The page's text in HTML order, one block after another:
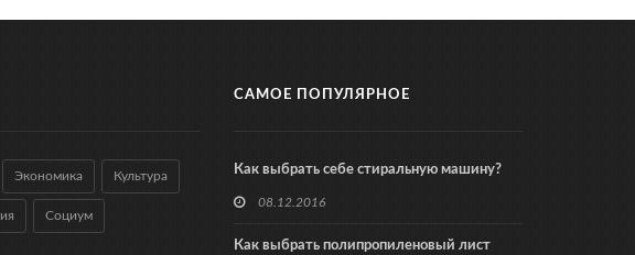
Экономика Культура
Социум
САМОЕ ПОПУЛЯРНОЕ
Как выбрать себе стиральную машину?
08.12.2016
Как выбрать полипропиленовый лист